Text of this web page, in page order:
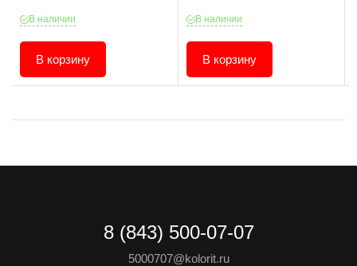
В наличии
В корзину
В наличии
В корзину
8 (843) 500-07-07
5000707@kolorit.ru